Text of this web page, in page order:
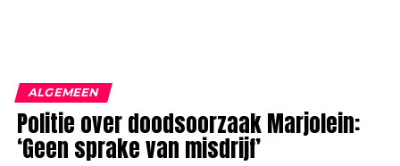
ALGEMEEN
Politie over doodsoorzaak Marjolein:
‘Geen sprake van misdrijf’